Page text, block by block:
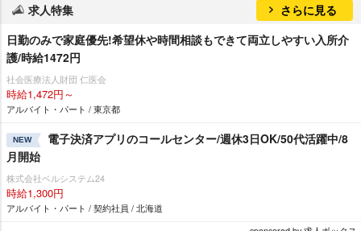
求人特集
さらに見る
日勤のみで家庭優先!希望休や時間相談もできて両立しやすい入所介
護/時給1472円
社会医療法人財団 仁医会
時給1,472円～
アルバイト・パート / 東京都
NEW
電子決済アプリのコールセンター/週休3日OK/50代活躍中/8
月開始
株式会社ベルシステム24
時給1,300円
アルバイト・パート / 契約社員 / 北海道